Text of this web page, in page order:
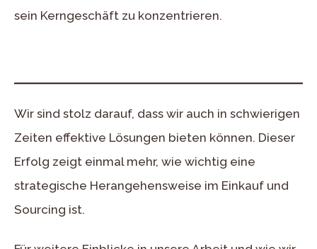
sein Kerngeschäft zu konzentrieren.
Wir sind stolz darauf, dass wir auch in schwierigen
Zeiten effektive Lösungen bieten können. Dieser
Erfolg zeigt einmal mehr, wie wichtig eine
strategische Herangehensweise im Einkauf und
Sourcing ist.